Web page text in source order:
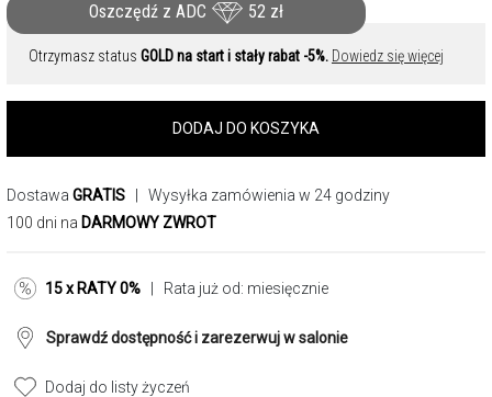
Oszczędź z ADC 52 zł
Otrzymasz status GOLD na start i stały rabat -5%. Dowiedz się więcej
DODAJ DO KOSZYKA
Dostawa GRATIS | Wysyłka zamówienia w 24 godziny
100 dni na DARMOWY ZWROT
15 x RATY 0% | Rata już od: miesięcznie
Sprawdź dostępność i zarezerwuj w salonie
Dodaj do listy życzeń